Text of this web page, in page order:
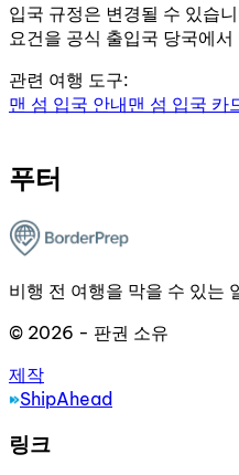
입국 규정은 변경될 수 있습
요건을 공식 출입국 당국에
관련 여행 도구:
맨 섬 입국 안내맨 섬 입국 카
푸터
비행 전 여행을 막을 수 있는
© 2026 - 판권 소유
제작
ShipAhead
링크